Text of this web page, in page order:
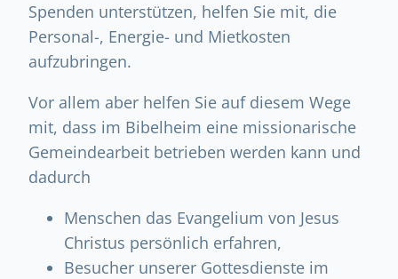
Spenden unterstützen, helfen Sie mit, die
Personal-, Energie- und Mietkosten
aufzubringen.
Vor allem aber helfen Sie auf diesem Wege
mit, dass im Bibelheim eine missionarische
Gemeindearbeit betrieben werden kann und
dadurch
Menschen das Evangelium von Jesus
Christus persönlich erfahren,
Besucher unserer Gottesdienste im